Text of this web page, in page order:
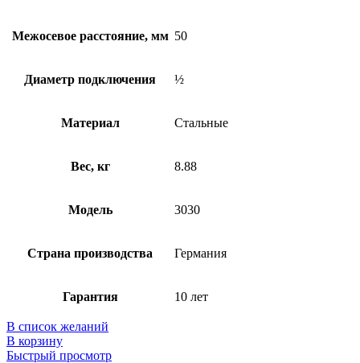
Межосевое расстояние, мм 50
Диаметр подключения ½
Материал Стальные
Вес, кг 8.88
Модель 3030
Страна производства Германия
Гарантия 10 лет
В список желаний
В корзину
Быстрый просмотр